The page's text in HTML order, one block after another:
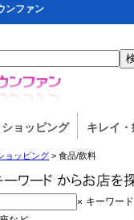
ンファン
ショッピング キレイ・
ョッピング > 食品/飲料
× キーワード